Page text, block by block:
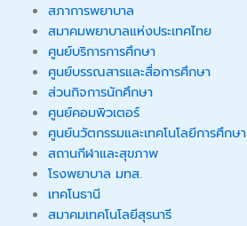
สภาการพยาบาล
สมาคมพยาบาลแห่งประเทศไทย
ศูนย์บริการการศึกษา
ศูนย์บรรณสารและสื่อการศึกษา
ส่วนกิจการนักศึกษา
ศูนย์คอมพิวเตอร์
ศูนย์นวัตกรรมและเทคโนโลยีการศึกษา
สถานกีฬาและสุขภาพ
โรงพยาบาล มทส.
เทคโนธานี
สมาคมเทคโนโลยีสุรนารี